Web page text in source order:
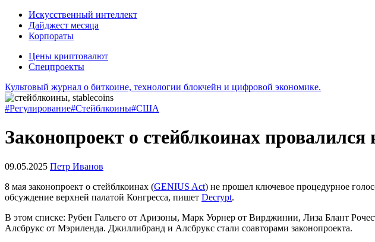
Искусственный интеллект
Дайджест месяца
Корпораты
Цены криптовалют
Спецпроекты
Культовый журнал о биткоине, технологии блокчейн и цифровой экономике.
#Регулирование#Стейблкоины#США
Законопроект о стейблкоинах
09.05.2025 Петр Иванов
8 мая законопроект о стейблкоинах (GENIUS Act) не прошел ключевое процедурное
обсуждение верхней палатой Конгресса, пишет Decrypt.
В этом списке: Рубен Гальего от Аризоны, Марк Уорнер от Вирджинии, Лиза Блант
Алсбрукс от Мэриленда. Джиллибранд и Алсбрукс стали соавторами законопроекта.